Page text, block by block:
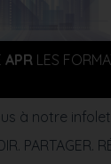
APR LES
à notre
PARTAGER.